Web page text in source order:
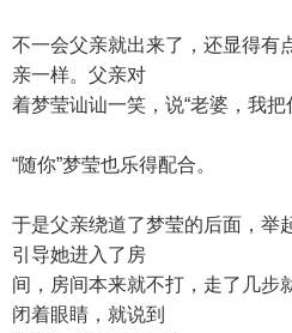
不一会父亲就出来了，还显得有
亲一样。父亲对
着梦莹讪讪一笑，说“老婆，我把
“随你”梦莹也乐得配合。
于是父亲绕道了梦莹的后面，举
引导她进入了房
间，房间本来就不打，走了几步
闭着眼睛，就说到